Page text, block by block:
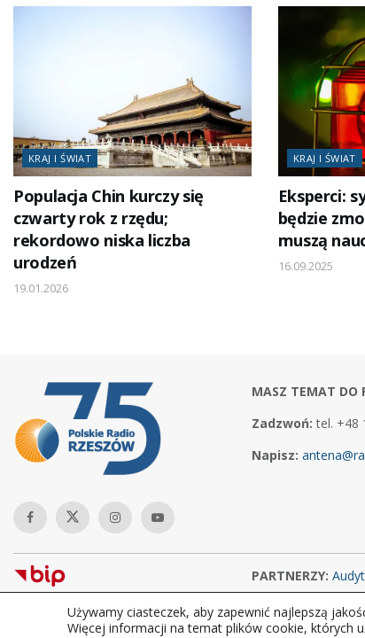
KRAJ I ŚWIAT
Populacja Chin kurczy się
czwarty rok z rzędu;
rekordowo niska liczba
urodzeń
19.01.2026
KRAJ I ŚWIAT
Eksperci:
będzie
muszą
16.09.2025
MASZ TEMAT DO
Zadzwoń: tel. +48
Napisz:
PARTNERZY:
Copyright © 2026Polskie Radio Rzeszów S.A. w likwidacj.
Używamy ciasteczek, aby zapewnić najlepszą
Więcej informacji na temat plików cookie, których